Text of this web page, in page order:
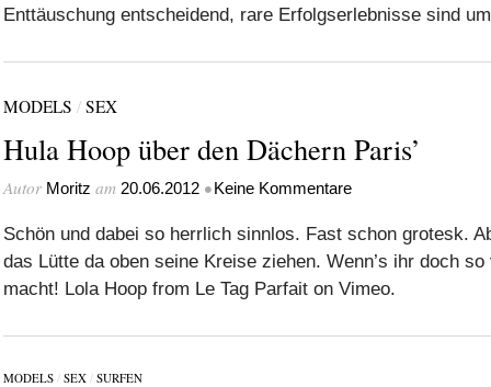
Enttäuschung entscheidend, rare Erfolgserlebnisse sind
MODELS / SEX
Hula Hoop über den Dächern Paris’
Autor Moritz am 20.06.2012 •Keine Kommentare
Schön und dabei so herrlich sinnlos. Fast schon grotesk.
das Lütte da oben seine Kreise ziehen. Wenn’s ihr doch so
macht! Lola Hoop from Le Tag Parfait on Vimeo.
MODELS/ SEX/ SURFEN